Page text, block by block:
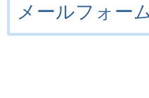
メールフォー